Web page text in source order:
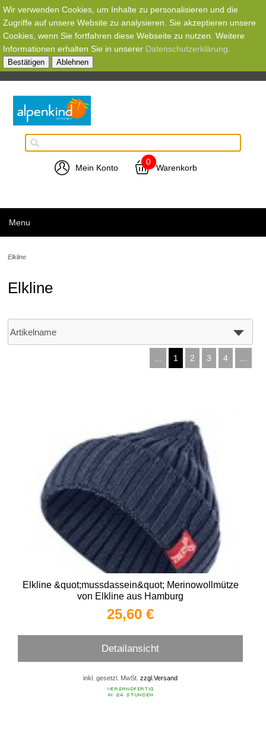
Wir verwenden Cookies, um Inhalte zu personalisieren und die
Zugriffe auf unsere Website zu analysieren. Sie akzeptieren unsere
Cookies, wenn Sie fortfahren diese Webseite zu nutzen. Weitere
Informationen erhalten Sie in unserer Datenschutzerklärung
Bestätigen Ablehnen
Mein Konto
0
Warenkorb
Menu
Elkline
Elkline
1 2 3 4
Elkline &quot;mussdassein&quot; Merinowollmütze
von Elkline aus Hamburg
25,60 €
Detailansicht
inkl. gesetzl. MwSt.zzgl.Versand